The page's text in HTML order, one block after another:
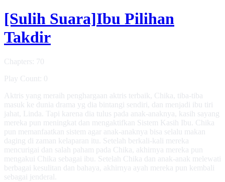
[Sulih Suara]Ibu Pilihan
Takdir
Chapters: 70
Play Count: 0
Aktris yang meraih penghargaan aktris terbaik, Chika, tiba-tiba
masuk ke dunia drama yg dia bintangi sendiri, dan menjadi ibu tiri
jahat, Linda. Tapi karena dia tulus pada anak-anaknya, kasih sayang
mereka pun meningkat dan mengaktifkan Sistem Kasih Ibu. Chika
pun memanfaatkan sistem agar anak-anaknya bisa selalu makan
daging di zaman kelaparan itu. Setelah berkali-kali mereka
mencurigai dan salah paham pada Chika, akhirnya mereka pun
mengakui Chika sebagai ibu. Setelah Chika dan anak-anak melewati
berbagai kesulitan dan bahaya, akhirnya ayah mereka pun kembali
sebagai jenderal.